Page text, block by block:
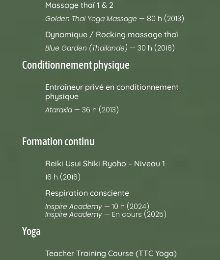
Massage thaï 1 & 2
Golden Thai Yoga Massage — 80 h (2013)
Dynamique / Rocking massage thaï
Blue Garden (Thaïlande) — 30 h (2016)
Conditionnement physique
Entraîneur privé en conditionnement
physique
Ataraxia— 36 h (2013)
Formation continu
Reiki Usui Shiki Ryoho – Niveau 1
16 h (2016)
Respiration consciente
Inspire Academy— 10 h (2024)
Inspire Academy— En cours (2025)
Yoga
Teacher Training Course (TTC Yoga)